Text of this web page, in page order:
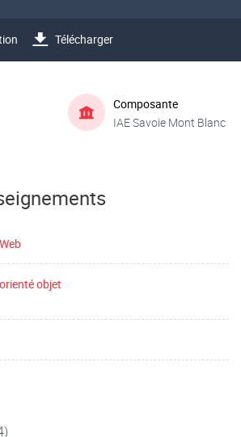
Télécharger
Composante
IAE Savoie Mont Blanc
objet